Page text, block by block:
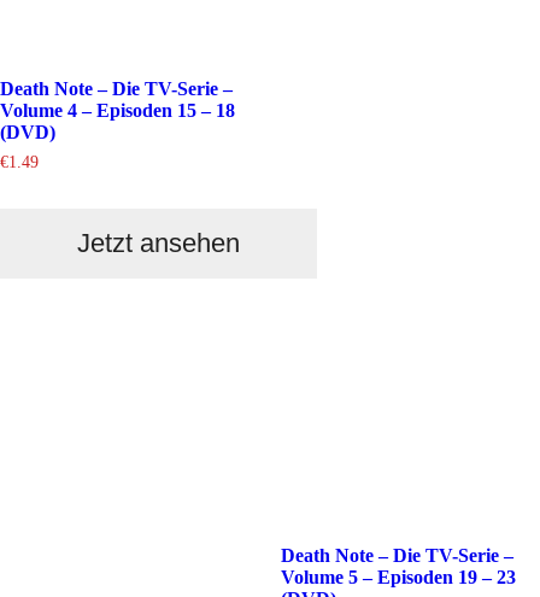
Death Note – Die TV-Serie –
Volume 4 – Episoden 15 – 18
(DVD)
€1.49
Jetzt ansehen
Death Note – Die TV-Serie –
Volume 5 – Episoden 19 – 23